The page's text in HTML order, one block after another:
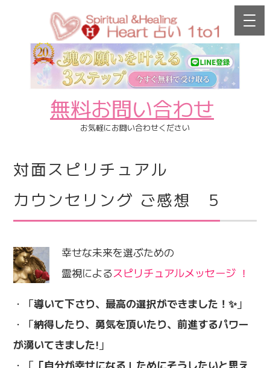
無料お問い合わせ
お気軽にお問い合わせください
対面スピリチュアル
カウンセリング ご感想 5
幸せな未来を選ぶための
霊視によるスピリチュアルメッセージ ！
・「導いて下さり、最高の選択ができました！✨ 」
・「納得したり、勇気を頂いたり、前進するパワー
が湧いてきました! 」
・「 「自分が幸せになる」ためにそうしたいと思え